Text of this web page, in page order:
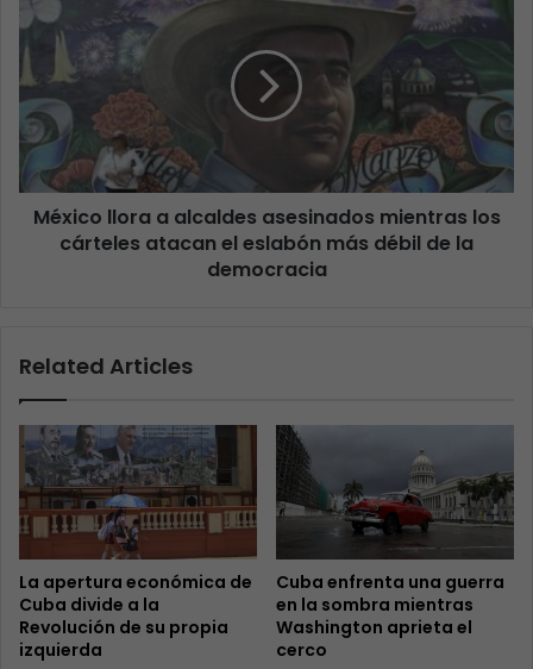
México llora a alcaldes asesinados mientras los
cárteles atacan el eslabón más débil de la
democracia
Related Articles
La apertura económica de
Cuba divide a la
Revolución de su propia
izquierda
Cuba enfrenta una guerra
en la sombra mientras
Washington aprieta el
cerco